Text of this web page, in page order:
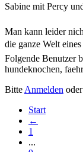
Sabine mit Percy
Man kann leider
die ganze Welt
Folgende Benutzer
hundeknochen,
Bitte Anmelden oder
Start
←
1
...